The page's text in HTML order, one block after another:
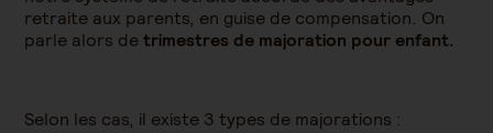
retraite aux parents, en guise de compensation. On
parle alors detrimestres de majoration pour enfant.
Selon les cas, il existe 3 types de majorations :